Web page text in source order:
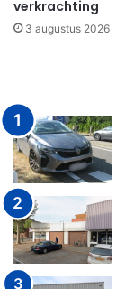
verkrachting
3 augustus 2026